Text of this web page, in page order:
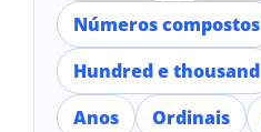
Números compostos
Hundred e thousand
Anos
Ordinais